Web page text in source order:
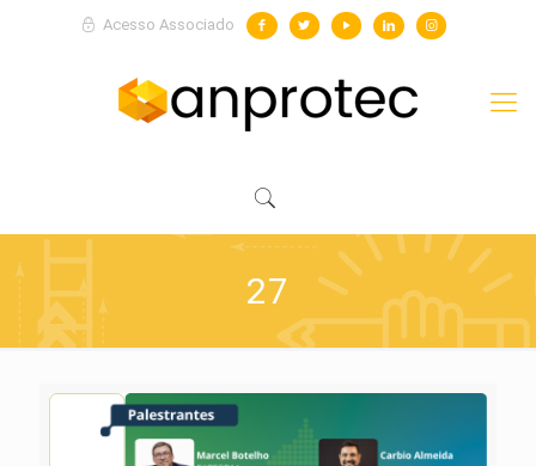
Acesso Associado
27